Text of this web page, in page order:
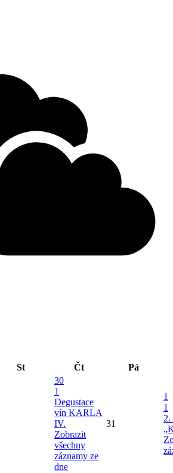
St Čt Pá
30
1
Degustace
vín KARLA
IV.
Zobrazit
všechny
záznamy ze
dne
31
1
1
2.